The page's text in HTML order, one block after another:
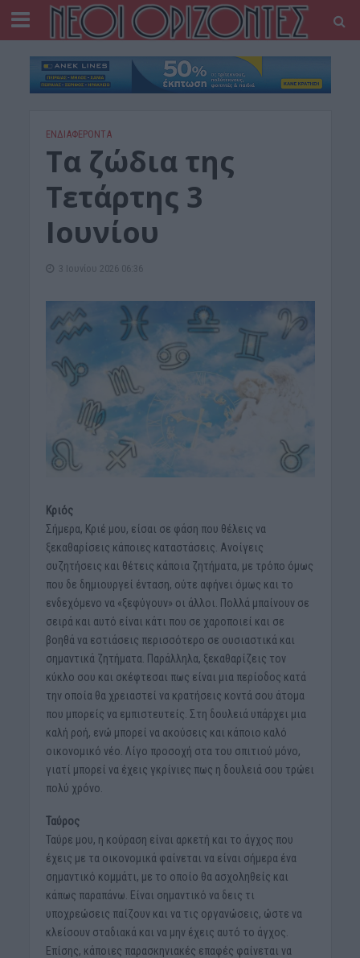
ΕΝΔΙΑΦΕΡΟΝΤΑ
Tα ζώδια της
Τετάρτης 3
Ιουνίου
3 Ιουνίου 2026 06:36
Κριός
Σήμερα, Κριέ μου, είσαι σε φάση που θέλεις να
ξεκαθαρίσεις κάποιες καταστάσεις. Ανοίγεις
συζητήσεις και θέτεις κάποια ζητήματα, με τρόπο όμως
που δε δημιουργεί ένταση, ούτε αφήνει όμως και το
ενδεχόμενο να «ξεφύγουν» οι άλλοι. Πολλά μπαίνουν σε
σειρά και αυτό είναι κάτι που σε χαροποιεί και σε
βοηθά να εστιάσεις περισσότερο σε ουσιαστικά και
σημαντικά ζητήματα. Παράλληλα, ξεκαθαρίζεις τον
κύκλο σου και σκέφτεσαι πως είναι μια περίοδος κατά
την οποία θα χρειαστεί να κρατήσεις κοντά σου άτομα
που μπορείς να εμπιστευτείς. Στη δουλειά υπάρχει μια
καλή ροή, ενώ μπορεί να ακούσεις και κάποιο καλό
οικονομικό νέο. Λίγο προσοχή στα του σπιτιού μόνο,
γιατί μπορεί να έχεις γκρίνιες πως η δουλειά σου τρώει
πολύ χρόνο.
Ταύρος
Ταύρε μου, η κούραση είναι αρκετή και το άγχος που
έχεις με τα οικονομικά φαίνεται να είναι σήμερα ένα
σημαντικό κομμάτι, με το οποίο θα ασχοληθείς και
κάπως παραπάνω. Είναι σημαντικό να δεις τι
υποχρεώσεις παίζουν και να τις οργανώσεις, ώστε να
κλείσουν σταδιακά και να μην έχεις αυτό το άγχος.
Επίσης, κάποιες παρασκηνιακές επαφές φαίνεται να